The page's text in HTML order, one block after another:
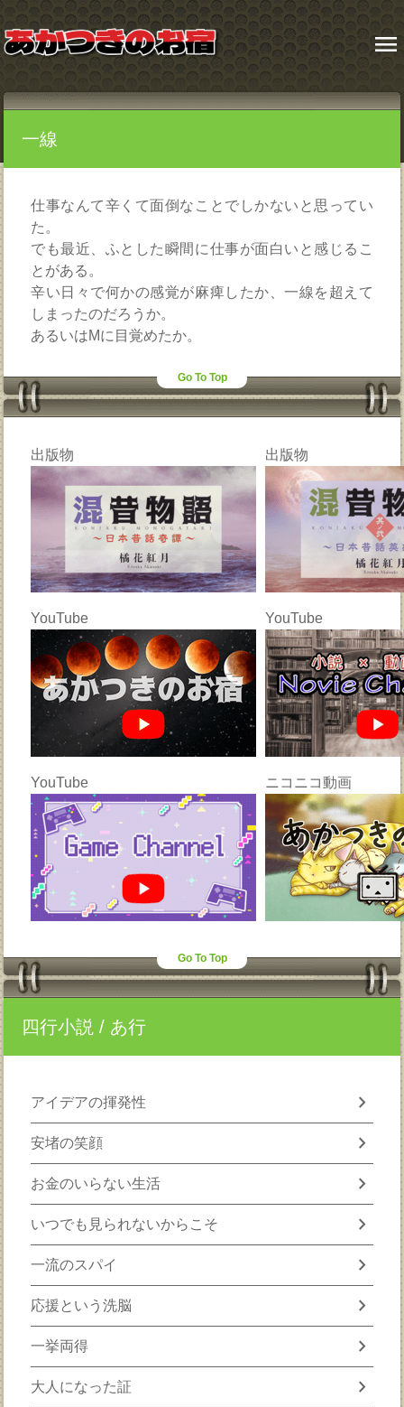
menu
一線
仕事なんて辛くて面倒なことでしかないと思ってい
た。
でも最近、ふとした瞬間に仕事が面白いと感じるこ
とがある。
辛い日々で何かの感覚が麻痺したか、一線を超えて
しまったのだろうか。
あるいはMに目覚めたか。
Go To Top
出版物 出版物
YouTube YouTube
YouTube ニコニコ動画
Go To Top
四行小説 / あ行
アイデアの揮発性 chevron_right
安堵の笑顔 chevron_right
お金のいらない生活 chevron_right
いつでも見られないからこそ chevron_right
一流のスパイ chevron_right
応援という洗脳 chevron_right
一挙両得 chevron_right
大人になった証 chevron_right